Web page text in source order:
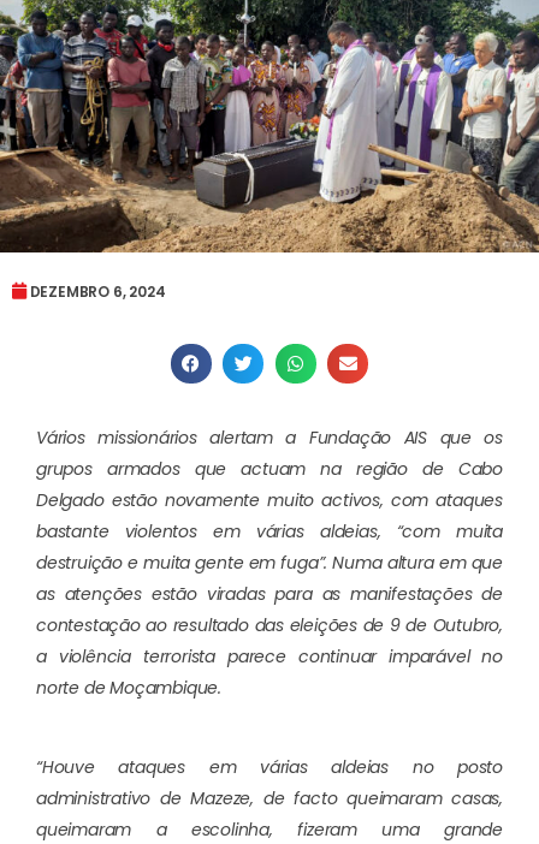
DEZEMBRO 6, 2024
Vários missionários alertam a Fundação AIS que os
grupos armados que actuam na região de Cabo
Delgado estão novamente muito activos, com ataques
bastante violentos em várias aldeias, “com muita
destruição e muita gente em fuga”. Numa altura em que
as atenções estão viradas para as manifestações de
contestação ao resultado das eleições de 9 de Outubro,
a violência terrorista parece continuar imparável no
norte de Moçambique.
“Houve ataques em várias aldeias no posto
administrativo de Mazeze, de facto queimaram casas,
queimaram a escolinha, fizeram uma grande